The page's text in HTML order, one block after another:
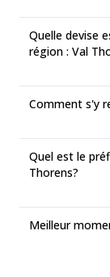
Quelle devise
région : Val
Comment s'y
Quel est le
Thorens?
Meilleur